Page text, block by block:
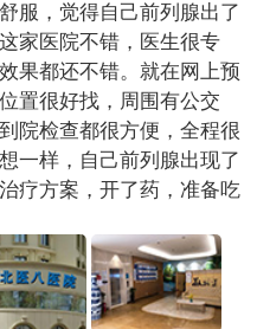
服，觉得自己前列腺出了
家医院不错，医生很专
果都还不错。就在网上预
置很好找，周围有公交
院检查都很方便，全程很
一样，自己前列腺出现了
疗方案，开了药，准备吃